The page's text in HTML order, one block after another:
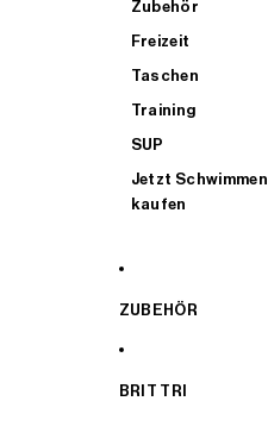
Zubehör
Freizeit
Taschen
Training
SUP
Jetzt Schwimmen
kaufen
ZUBEHÖR
BRIT TRI